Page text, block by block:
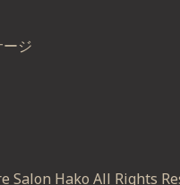
ジ
Salon Hako All Rights